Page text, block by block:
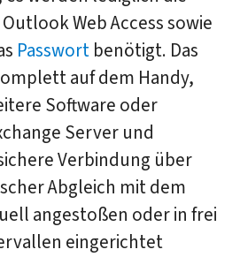
Web Access sowie
Passwortbenötigt. Das
auf dem Handy,
Software oder
Server und
Verbindung über
Abgleich mit dem
angestoßen oder in frei
eingerichtet